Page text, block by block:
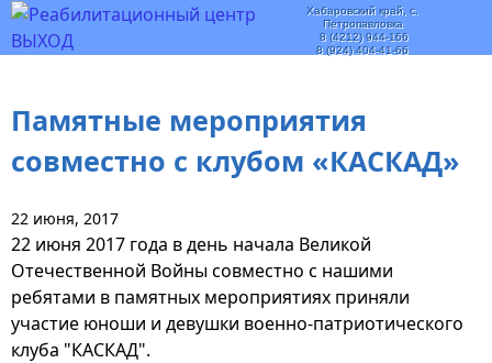
Хабаровский край, с.
Петропавловка
8 (4212) 944-166
8 (924) 404-41-66
Памятные мероприятия
совместно с клубом «КАСКАД»
22 июня, 2017
22 июня 2017 года в день начала Великой
Отечественной Войны совместно с нашими
ребятами в памятных мероприятиях приняли
участие юноши и девушки военно-патриотического
клуба "КАСКАД".